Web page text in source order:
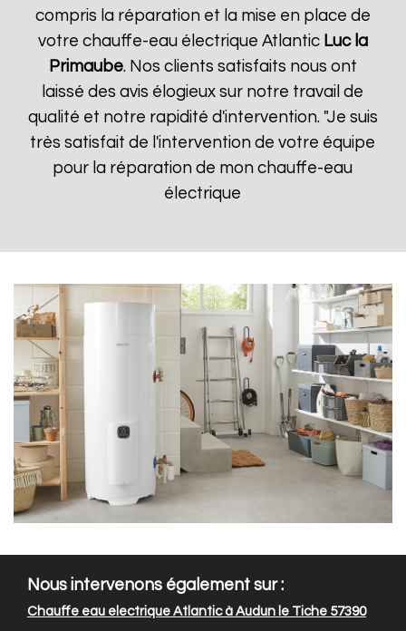
compris la réparation et la mise en place de
votre chauffe-eau électrique Atlantic Luc la
Primaube. Nos clients satisfaits nous ont
laissé des avis élogieux sur notre travail de
qualité et notre rapidité d'intervention. "Je suis
très satisfait de l'intervention de votre équipe
pour la réparation de mon chauffe-eau
électrique
Nous intervenons également sur :
Chauffe eau electrique Atlantic à Audun le Tiche 57390